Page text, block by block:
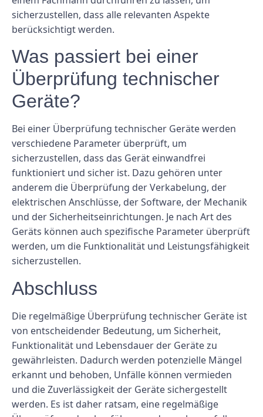
sicherzustellen, dass alle relevanten Aspekte
berücksichtigt werden.
Was passiert bei einer
Überprüfung technischer
Geräte?
Bei einer Überprüfung technischer Geräte werden
verschiedene Parameter überprüft, um
sicherzustellen, dass das Gerät einwandfrei
funktioniert und sicher ist. Dazu gehören unter
anderem die Überprüfung der Verkabelung, der
elektrischen Anschlüsse, der Software, der Mechanik
und der Sicherheitseinrichtungen. Je nach Art des
Geräts können auch spezifische Parameter überprüft
werden, um die Funktionalität und Leistungsfähigkeit
sicherzustellen.
Abschluss
Die regelmäßige Überprüfung technischer Geräte ist
von entscheidender Bedeutung, um Sicherheit,
Funktionalität und Lebensdauer der Geräte zu
gewährleisten. Dadurch werden potenzielle Mängel
erkannt und behoben, Unfälle können vermieden
und die Zuverlässigkeit der Geräte sichergestellt
werden. Es ist daher ratsam, eine regelmäßige